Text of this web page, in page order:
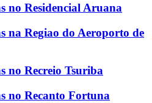
no Residencial Aruana
na Regiao do Aeroporto de
no Recreio Tsuriba
no Recanto Fortuna